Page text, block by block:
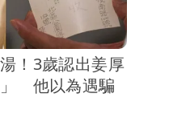
！3歲認出姜厚
他以為遇騙